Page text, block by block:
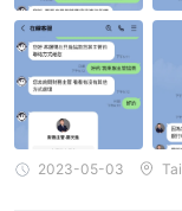
orders, at trailing
ipatupad ang
trade nang may
Sinusuportahan din
nagbibigay-daan sa
trade.
nk account ay may
limitasyon sa
umingi ng deposito
Sila'y sumang-ayon.
ginawa ko ang una
550 US dollars.
n ng malaking
0, sa forex trading.
draw ng USD
2023-05-03